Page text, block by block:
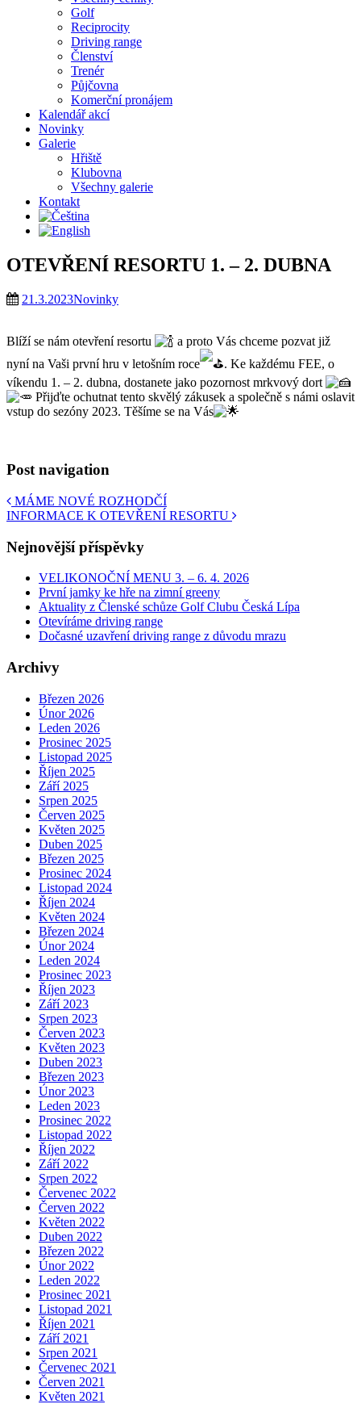
Golf
Reciprocity
Driving range
Členství
Trenér
Půjčovna
Komerční pronájem
Kalendář akcí
Novinky
Galerie
Hřiště
Klubovna
Všechny galerie
Kontakt
OTEVŘENÍ RESORTU 1. – 2. DUBNA
21.3.2023Novinky
Blíží se nám otevření resortu
a proto Vás chceme pozvat již
nyní na Vaši první hru v letošním roce
. Ke každému FEE, o
víkendu 1. – 2. dubna, dostanete jako pozornost mrkvový dort
Přijďte ochutnat tento skvělý zákusek a společně s námi oslavit
vstup do sezóny 2023. Těšíme se na Vás
Post navigation
MÁME NOVÉ ROZHODČÍ
INFORMACE K OTEVŘENÍ RESORTU
Nejnovější příspěvky
VELIKONOČNÍ MENU 3. – 6. 4. 2026
První jamky ke hře na zimní greeny
Aktuality z Členské schůze Golf Clubu Česká Lípa
Otevíráme driving range
Dočasné uzavření driving range z důvodu mrazu
Archivy
Březen 2026
Únor 2026
Leden 2026
Prosinec 2025
Listopad 2025
Říjen 2025
Září 2025
Srpen 2025
Červen 2025
Květen 2025
Duben 2025
Březen 2025
Prosinec 2024
Listopad 2024
Říjen 2024
Květen 2024
Březen 2024
Únor 2024
Leden 2024
Prosinec 2023
Říjen 2023
Září 2023
Srpen 2023
Červen 2023
Květen 2023
Duben 2023
Březen 2023
Únor 2023
Leden 2023
Prosinec 2022
Listopad 2022
Říjen 2022
Září 2022
Srpen 2022
Červenec 2022
Červen 2022
Květen 2022
Duben 2022
Březen 2022
Únor 2022
Leden 2022
Prosinec 2021
Listopad 2021
Říjen 2021
Září 2021
Srpen 2021
Červenec 2021
Červen 2021
Květen 2021